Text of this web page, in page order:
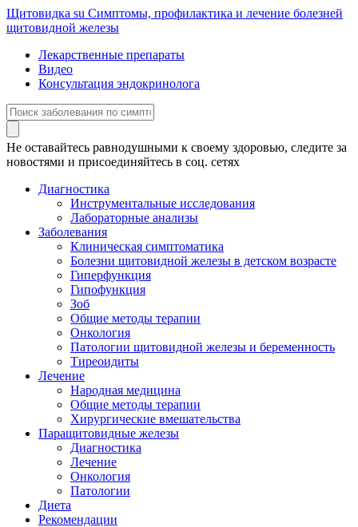
Щитовидка su Симптомы, профилактика и лечение болезней
щитовидной железы
Лекарственные препараты
Видео
Консультация эндокринолога
Не оставайтесь равнодушными к своему здоровью, следите за
новостями и присоединяйтесь в соц. сетях
Диагностика
Инструментальные исследования
Лабораторные анализы
Заболевания
Клиническая симптоматика
Болезни щитовидной железы в детском возрасте
Гиперфункция
Гипофункция
Зоб
Общие методы терапии
Онкология
Патологии щитовидной железы и беременность
Тиреоидиты
Лечение
Народная медицина
Общие методы терапии
Хирургические вмешательства
Паращитовидные железы
Диагностика
Лечение
Онкология
Патологии
Диета
Рекомендации